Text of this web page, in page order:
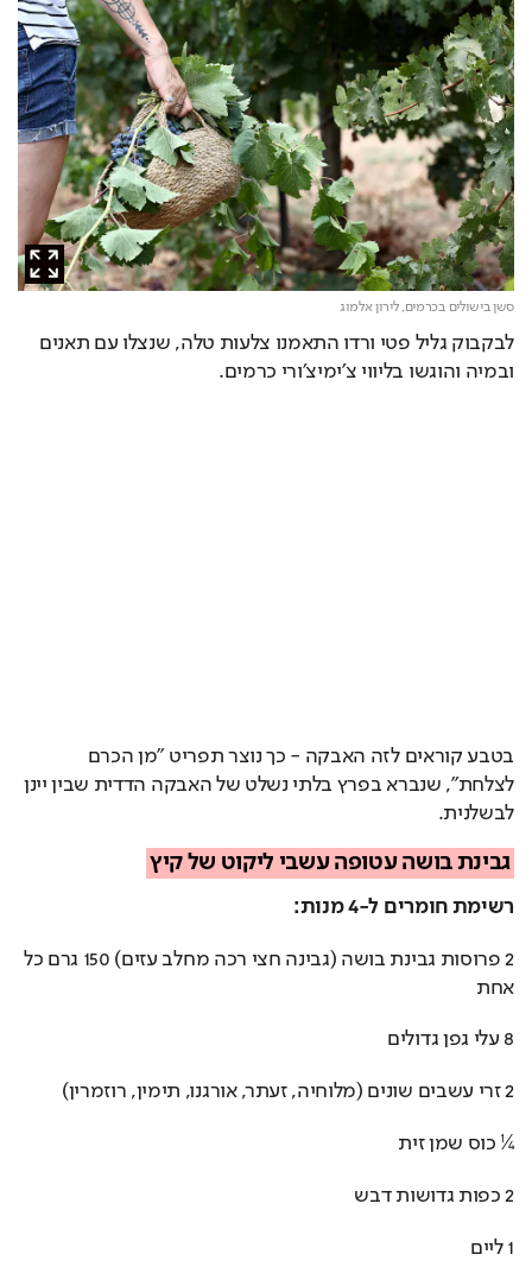
סשן בישולים בכרמים,לירון אלמוג
לבקבוק גליל פטי ורדו התאמנו צלעות טלה, שנצלו עם תאנים
ובמיה והוגשו בליווי צ׳ימיצ׳ורי כרמים.
בטבע קוראים לזה האבקה - כך נוצר תפריט ״מן הכרם
לצלחת״, שנברא בפרץ בלתי נשלט של האבקה הדדית שבין יינן
לבשלנית.
גבינת בושה עטופה עשבי ליקוט של קיץ
רשימת חומרים ל-4 מנות:
2 פרוסות גבינת בושה (גבינה חצי רכה מחלב עזים) 150 גרם כל
אחת
¼ כוס שמן זית